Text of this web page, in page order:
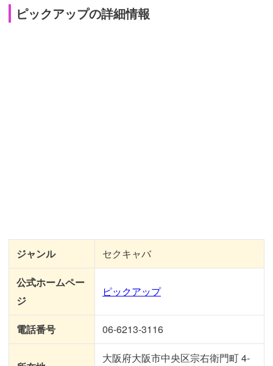
ピックアップの詳細情報
ジャンル セクキャバ
公式ホームペー
ジ
ピックアップ
電話番号 06-6213-3116
大阪府大阪市中央区宗右衛門町 4-